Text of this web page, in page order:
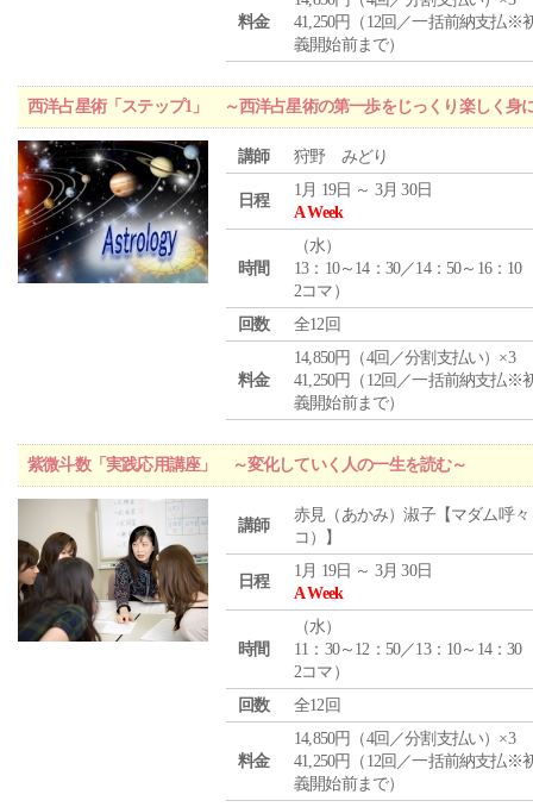
料金
41,250円（12回／一括前納支払※
義開始前まで）
西洋占星術「ステップ1」 ～西洋占星術の第一歩をじっくり楽しく身
講師 狩野 みどり
日程
1月 19日 ～ 3月 30日
A Week
時間
（水）
13：10～14：30／14：50～16：10
2コマ）
回数
全12回
料金
14,850円（4回／分割支払い）×3
41,250円（12回／一括前納支払※
義開始前まで）
紫微斗数「実践応用講座」 ～変化していく人の一生を読む～
講師
赤見（あかみ）淑子【マダム呼々
コ）】
日程
1月 19日 ～ 3月 30日
A Week
時間
（水）
11：30～12：50／13：10～14：30
2コマ）
回数
全12回
料金
14,850円（4回／分割支払い）×3
41,250円（12回／一括前納支払※
義開始前まで）